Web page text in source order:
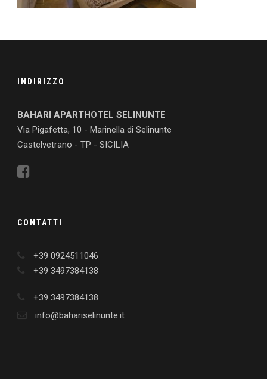
INDIRIZZO
BAHARI APARTHOTEL SELINUNTE
Via Pigafetta, 10 - Marinella di Selinunte
Castelvetrano - TP - SICILIA
CONTATTI
+39 0924511046
+39 3497384138
+39 3497384138
info@bahariselinunte.it